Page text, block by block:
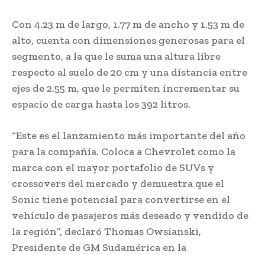
Con 4.23 m de largo, 1.77 m de ancho y 1.53 m de
alto, cuenta con dimensiones generosas para el
segmento, a la que le suma una altura libre
respecto al suelo de 20 cm y una distancia entre
ejes de 2.55 m, que le permiten incrementar su
espacio de carga hasta los 392 litros.
“Este es el lanzamiento más importante del año
para la compañía. Coloca a Chevrolet como la
marca con el mayor portafolio de SUVs y
crossovers del mercado y demuestra que el
Sonic tiene potencial para convertirse en el
vehículo de pasajeros más deseado y vendido de
la región”, declaró Thomas Owsianski,
Presidente de GM Sudamérica en la